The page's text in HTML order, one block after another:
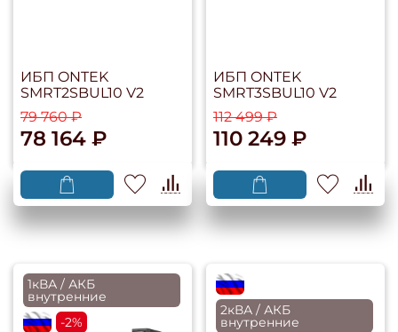
ИБП ONTEK
SMRT2SBUL10 V2
79 760 ₽
78 164 ₽
ИБП ONTEK
SMRT3SBUL10 V2
112 499 ₽
110 249 ₽
1кВА / АКБ
внутренние
flagRU-2%
flagRU
2кВА / АКБ
внутренние